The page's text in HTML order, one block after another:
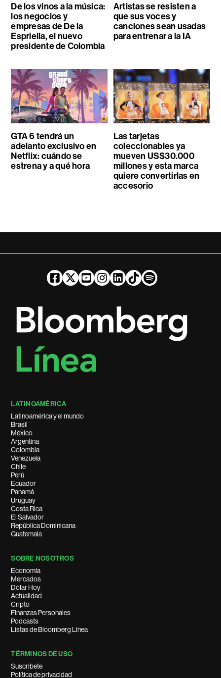
De los vinos a la música:
los negocios y
empresas de De la
Espriella, el nuevo
presidente de Colombia
Artistas se resisten a
que sus voces y
canciones sean usadas
para entrenar a la IA
GTA 6 tendrá un
adelanto exclusivo en
Netflix: cuándo se
estrena y a qué hora
Las tarjetas
coleccionables ya
mueven US$30.000
millones y esta marca
quiere convertirlas en
accesorio
LATINOAMÉRICA
Latinoamérica y el mundo
Brasil
México
Argentina
Colombia
Venezuela
Chile
Perú
Ecuador
Panamá
Uruguay
Costa Rica
El Salvador
República Dominicana
Guatemala
SOBRE NOSOTROS
Economía
Mercados
Dólar Hoy
Actualidad
Cripto
Finanzas Personales
Podcasts
Listas de Bloomberg Línea
TÉRMINOS DE USO
Suscríbete
Política de privacidad